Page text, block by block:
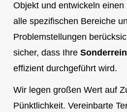
Objekt und entwickeln
alle spezifischen Bereiche
Problemstellungen
sicher, dass Ihre
effizient durchgeführt wird.
Wir legen großen Wert auf
Pünktlichkeit. Vereinbarte